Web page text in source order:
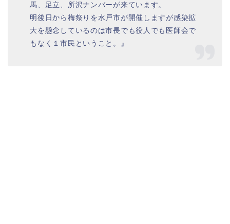
馬、足立、所沢ナンバーが来ています。
明後日から梅祭りを水戸市が開催しますが感染拡
大を懸念しているのは市長でも役人でも医師会で
もなく１市民ということ。』